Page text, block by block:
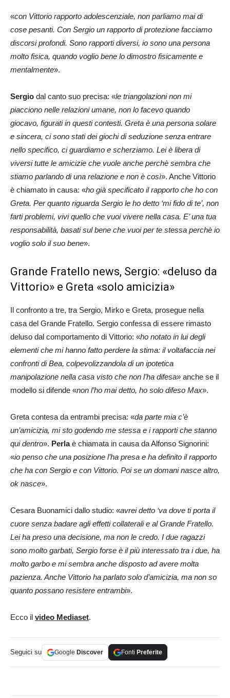
«con Vittorio rapporto adolescenziale, non parliamo mai di
cose pesanti. Con Sergio un rapporto di protezione facciamo
discorsi profondi. Sono rapporti diversi, io sono una persona
molto fisica, quando voglio bene lo dimostro fisicamente e
mentalmente».
Sergio dal canto suo precisa: «le triangolazioni non mi
piacciono nelle relazioni umane, non lo facevo quando
giocavo, figurati in questi contesti. Greta è una persona solare
e sincera, ci sono stati dei giochi di seduzione senza entrare
nello specifico, ci guardiamo e scherziamo. Lei è libera di
viversi tutte le amicizie che vuole anche perchè sembra che
stiamo parlando di una relazione e non è così». Anche Vittorio
è chiamato in causa: «ho già specificato il rapporto che ho con
Greta. Per quanto riguarda Sergio le ho detto ‘mi fido di te’, non
farti problemi, vivi quello che vuoi vivere nella casa. E’ una tua
responsabilità, basati sul bene che vuoi per te stessa perchè io
voglio solo il suo bene».
Grande Fratello news, Sergio: «deluso da
Vittorio» e Greta «solo amicizia»
Il confronto a tre, tra Sergio, Mirko e Greta, prosegue nella
casa del Grande Fratello. Sergio confessa di essere rimasto
deluso dal comportamento di Vittorio: «ho notato in lui degli
elementi che mi hanno fatto perdere la stima: il voltafaccia nei
confronti di Bea, colpevolizzandola di un ipotetica
manipolazione nella casa visto che non l’ha difesa» anche se il
modello si difende «non l’ho mai detto, ho solo difeso Max».
Greta contesa da entrambi precisa: «da parte mia c’è
un’amicizia, mi sto godendo me stessa e i rapporti che stanno
qui dentro». Perlaè chiamata in causa da Alfonso Signorini:
«io penso che una posizione l’ha presa e ha definito il rapporto
che ha con Sergio e con Vittorio. Poi se un domani nasce altro,
ok nasce».
Cesara Buonamici dallo studio: «avrei detto ‘va dove ti porta il
cuore senza badare agli effetti collaterali e al Grande Fratello.
Lei ha preso una decisione, ma non le credo. I due ragazzi
sono molto garbati, Sergio forse è il più interessato tra i due, ha
molto garbo e mi sembra anche disposto ad avere molta
pazienza. Anche Vittorio ha parlato solo d’amicizia, ma non so
quanto possano resistere entrambi».
Ecco il video Mediaset.
Seguici su Google Discover Fonti Preferite